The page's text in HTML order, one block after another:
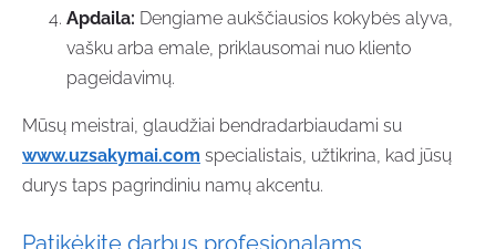
Apdaila: Dengiame aukščiausios kokybės alyva,
vašku arba emale, priklausomai nuo kliento
pageidavimų.
Mūsų meistrai, glaudžiai bendradarbiaudami su
www.uzsakymai.com specialistais, užtikrina, kad jūsų
durys taps pagrindiniu namų akcentu.
Patikėkite darbus profesionalams